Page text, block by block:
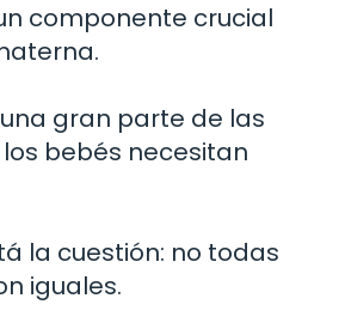
componente crucial
gran parte de las
bebés necesitan
la cuestión: no todas
iguales.